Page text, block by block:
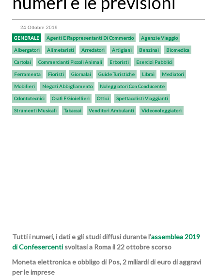
24 Ottobre 2019
GENERALE Agenti E Rappresentanti Di Commercio Agenzie Viaggio
Albergatori Alimetaristi Arredatori Artigiani Benzinai Biomedica
Cartolai Commercianti Piccoli Animali Erboristi Esercizi Pubblici
Ferramenta Fioristi Giornalai Guide Turistiche Librai Mediatori
Mobilieri Negozi Abbigliamento Noleggiatori Con Conducente
Odontotecnici Orafi E Gioiellieri Ottici Spettacolisti Viaggianti
Strumenti Musicali Tabaccai Venditori Ambulanti Videonoleggiatori
Tutti i numeri, i dati e gli studi diffusi durante l’assemblea 2019
di Confesercentisvoltasi a Roma il 22 ottobre scorso
Moneta elettronica e obbligo di Pos, 2 miliardi di euro di aggravi
per le imprese